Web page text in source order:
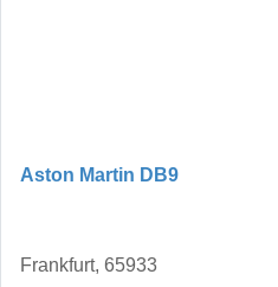
Aston Martin DB9
Frankfurt, 65933